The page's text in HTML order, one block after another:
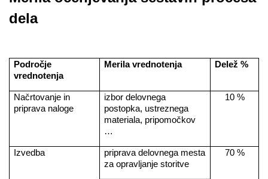
dela
Področje
vrednotenja
Merila vrednotenja Delež %
Načrtovanje in
priprava naloge
izbor delovnega
postopka, ustreznega
materiala, pripomočkov
…
10 %
Izvedba
priprava delovnega mesta
za opravljanje storitve
70 %